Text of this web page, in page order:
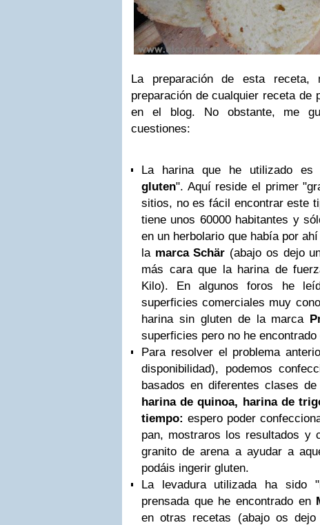
La preparación de esta
preparación de cualquier receta de
en el blog. No obstante, me
cuestiones:
La harina que he utilizado es
gluten". Aquí reside el primer
sitios, no es fácil encontrar este
tiene unos 60000 habitantes y
en un herbolario que había por
la marcaSchär (abajo os dejo
más cara que la harina de
Kilo). En algunos foros he
superficies comerciales muy
harina sin gluten de la marca
superficies pero no he
Para resolver el problema
disponibilidad), podemos
basados en diferentes clases de
harina de quinoa, harina de
tiempo: espero poder
pan, mostraros los resultados y
granito de arena a ayudar a
podáis ingerir gluten.
La levadura utilizada ha sido
prensada que he encontrado en
en otras recetas (abajo os